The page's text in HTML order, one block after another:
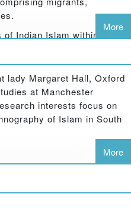
Indian Islam within their
study focuses on the
neglected Deccan region
the rule of the Mughals, the
1948, the Indian nation.
city of Awrangabad,
and cultural history of
state of Haydarabad.
provide a fresh
giving a fuller
saints in South Asia.
More
lady Margaret Hall, Oxford
at Manchester
interests focus on
of Islam in South
More